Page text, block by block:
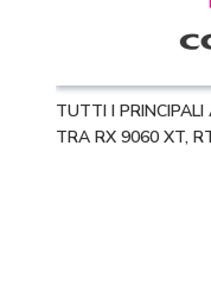
TUTTI I
TRA RX 9060 XT,